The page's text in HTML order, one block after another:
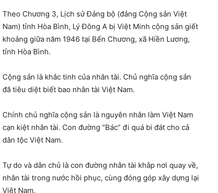
Theo Chương 3, Lịch sử Đảng bộ (đảng Cộng sản Việt
Nam) tỉnh Hòa Bình, Lý Đông A bị Việt Minh cộng sản giết
khoảng giữa năm 1946 tại Bến Chương, xã Hiền Lương,
tỉnh Hòa Bình.
Cộng sản là khắc tinh của nhân tài. Chủ nghĩa cộng sản
đã tiêu diệt biết bao nhân tài Việt Nam.
Chính chủ nghĩa cộng sản là nguyên nhân làm Việt Nam
cạn kiệt nhân tài. Con đường “Bác” đi quá bi đát cho cả
dân tộc Việt Nam.
Tự do và dân chủ là con đường nhân tài khắp nơi quay về,
nhân tài trong nước hồi phục, cùng đóng góp xây dựng lại
Việt Nam.